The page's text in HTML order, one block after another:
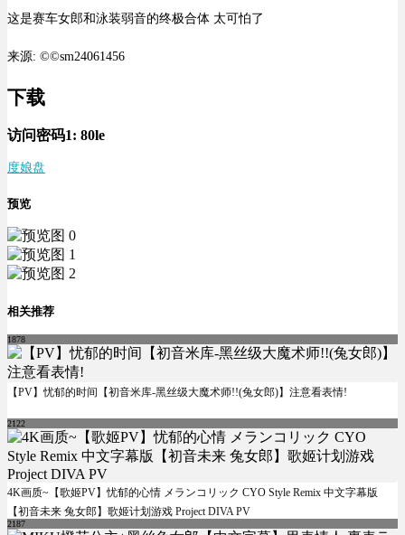
这是赛车女郎和泳装弱音的终极合体 太可怕了
来源: ©©sm24061456
下载
访问密码1: 80le
度娘盘
预览
相关推荐
1878
【PV】忧郁的时间【初音米库-黑丝级大魔术师!!(兔女郎)】注意看表情!
2122
4K画质~【歌姬PV】忧郁的心情 メランコリック CYO Style Remix 中文字幕版
【初音未来 兔女郎】歌姬计划游戏 Project DIVA PV
2187